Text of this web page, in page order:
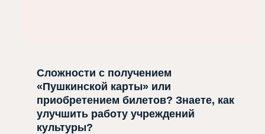
Сложности с получением
«Пушкинской карты» или
приобретением билетов? Знаете, как
улучшить работу учреждений
культуры?